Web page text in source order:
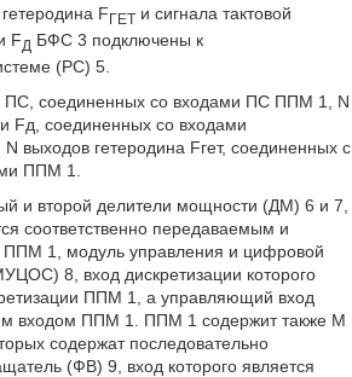
FГЕТи сигнала тактовой
FД БФС 3 подключены к
(PC) 5.
ПС, соединенных со входами ПС ППМ 1, N
Fд, соединенных со входами
выходов гетеродина Fгет, соединенных с
ППМ 1.
и второй делители мощности (ДМ) 6 и 7,
соответственно передаваемым и
ППМ 1, модуль управления и цифровой
8, вход дискретизации которого
ППМ 1, а управляющий вход
входом ППМ 1. ППМ 1 содержит также М
содержат последовательно
(ФВ) 9, вход которого является